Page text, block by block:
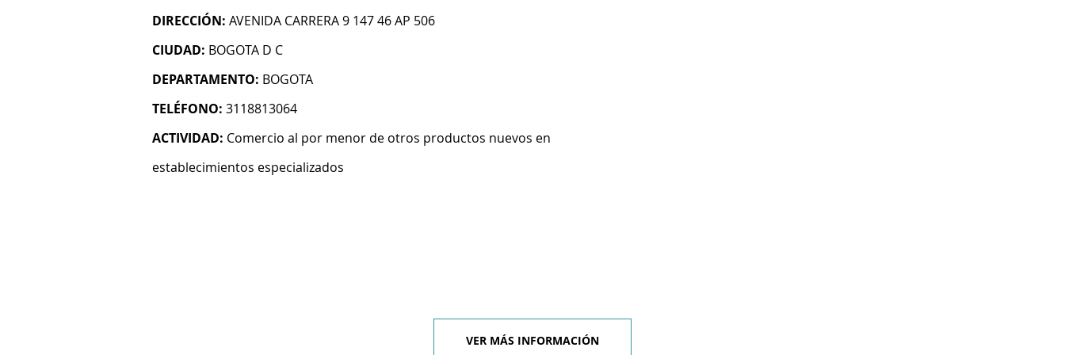
DIRECCIÓN: AVENIDA CARRERA 9 147 46 AP 506
CIUDAD: BOGOTA D C
DEPARTAMENTO: BOGOTA
TELÉFONO: 3118813064
ACTIVIDAD: Comercio al por menor de otros productos nuevos en
establecimientos especializados
VER MÁS INFORMACIÓN